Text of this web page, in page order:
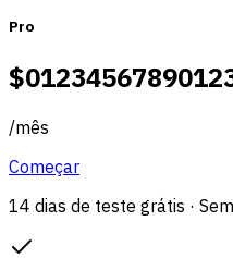
Pro
$0123456789012
/mês
Começar
14 dias de teste grátis ·